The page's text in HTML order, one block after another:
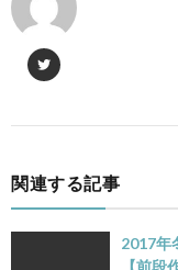
関連する記事
2017年
【前段